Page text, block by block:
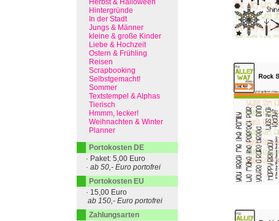
Herbst & Halloween
Hintergründe
In der Stadt
Jungs & Männer
kleine & große Kinder
Liebe & Hochzeit
Ostern & Frühling
Reisen
Scrapbooking
Selbstgemacht!
Sommer
Textstempel & Alphas
Tierisch
Hmmm, lecker!
Weihnachten & Winter
Planner
Portokosten DE
· Paket: 5,00 Euro
· ab 50,- Euro portofrei
Portokosten EU
· 15,00 Euro
ab 150,- Euro portofrei
Zahlungsarten